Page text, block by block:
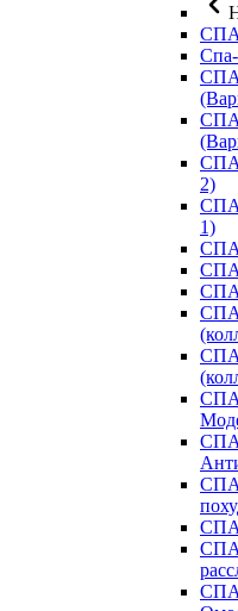
2)
1)